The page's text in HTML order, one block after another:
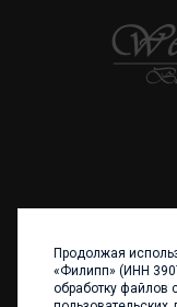
Продолжая
«Филипп» (ИНН
обработку файлов